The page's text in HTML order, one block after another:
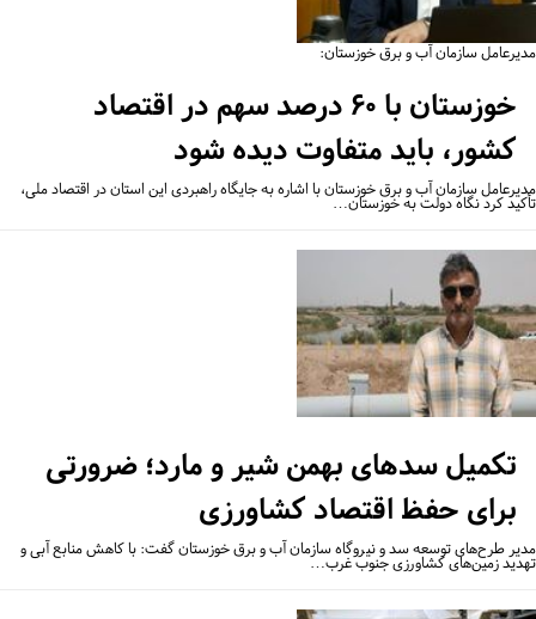
سازمان آب و برق خوزستان:
خوزستان با ۶۰ درصد سهم در اقتصاد
کشور، باید متفاوت دیده شود
سازمان آب و برق خوزستان با اشاره به جایگاه راهبردی این استان در اقتصاد ملی،
کرد نگاه دولت به خوزستان…
تکمیل سدهای بهمن شیر و مارد؛ ضرورتی
برای حفظ اقتصاد کشاورزی
طرح‌های توسعه سد و نیروگاه سازمان آب و برق خوزستان گفت: با کاهش منابع آبی و
زمین‌های کشاورزی جنوب غرب…